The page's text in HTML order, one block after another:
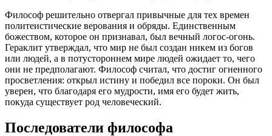
Философ решительно отвергал привычные для тех времен
политеистические верования и обряды. Единственным
божеством, которое он признавал, был вечный логос-огонь.
Гераклит утверждал, что мир не был создан никем из богов
или людей, а в потустороннем мире людей ожидает то, чего
они не предполагают. Философ считал, что достиг огненного
просветления: открыл истину и победил все пороки. Он был
уверен, что благодаря его мудрости, имя его будет жить,
покуда существует род человеческий.
Последователи философа